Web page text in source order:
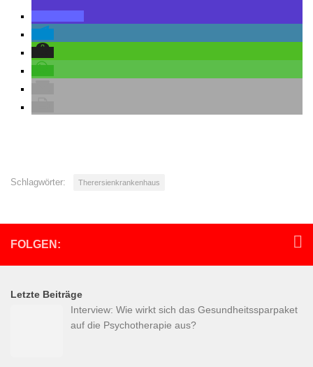
Schlagwörter: Therersienkrankenhaus
FOLGEN:
Letzte Beiträge
Interview: Wie wirkt sich das Gesundheitssparpaket
auf die Psychotherapie aus?